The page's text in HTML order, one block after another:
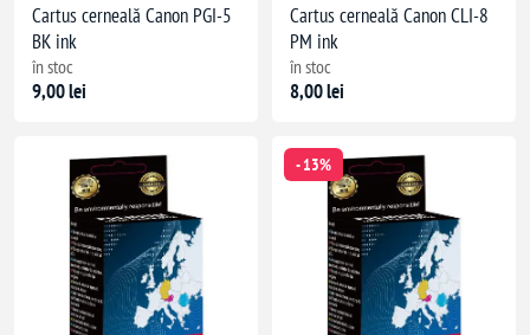
Cartus cerneală Canon PGI-5
BK ink
în stoc
9,00 lei
Cartus cerneală Canon CLI-8
PM ink
în stoc
8,00 lei
- 13%